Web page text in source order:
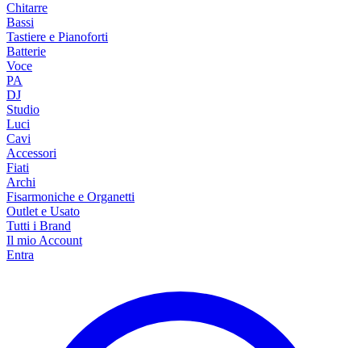
Chitarre
Bassi
Tastiere e Pianoforti
Batterie
Voce
PA
DJ
Studio
Luci
Cavi
Accessori
Fiati
Archi
Fisarmoniche e Organetti
Outlet e Usato
Tutti i Brand
Il mio Account
Entra